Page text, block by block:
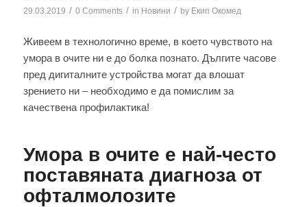
29.03.2019 / 0 Comments / in Новини / by Екип Окомед
Живеем в технологично време, в което чувството на
умора в очите ни е до болка познато. Дългите часове
пред дигиталните устройства могат да влошат
зрението ни – необходимо е да помислим за
качествена профилактика!
Умора в очите е най-често
поставяната диагноза от
офталмолозите